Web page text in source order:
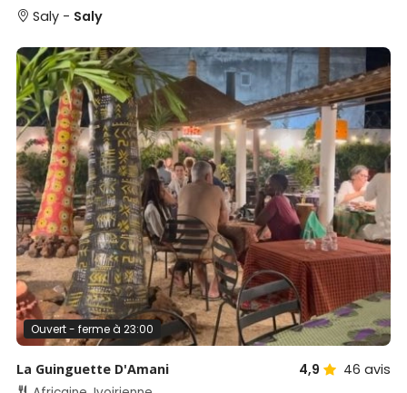
Saly - Saly
Ouvert - ferme à 23:00
La Guinguette D'Amani 4,9 46 avis